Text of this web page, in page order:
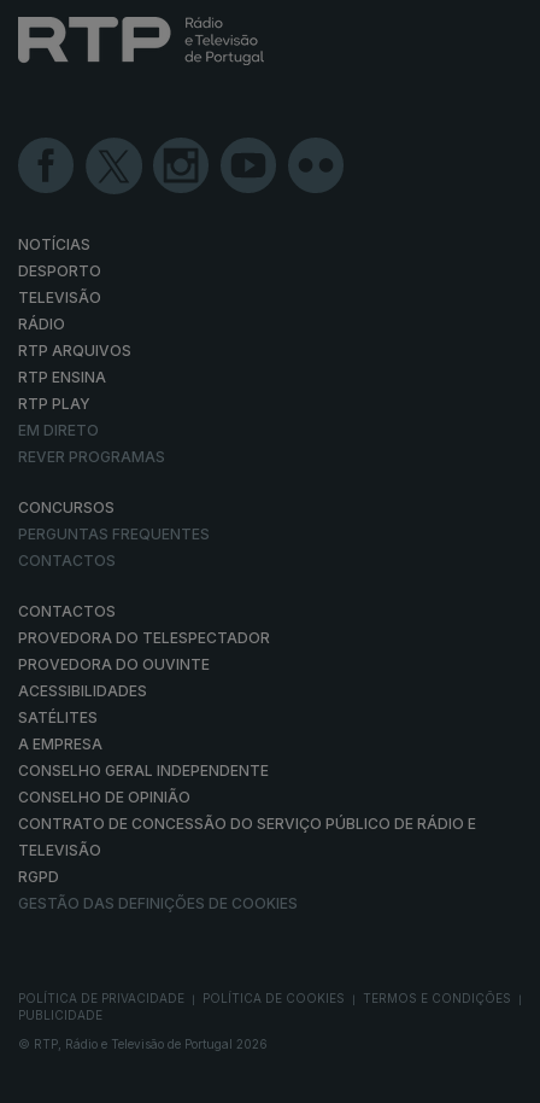
NOTÍCIAS
DESPORTO
TELEVISÃO
RÁDIO
RTP ARQUIVOS
RTP ENSINA
RTP PLAY
EM DIRETO
REVER PROGRAMAS
CONCURSOS
PERGUNTAS FREQUENTES
CONTACTOS
CONTACTOS
PROVEDORA DO TELESPECTADOR
PROVEDORA DO OUVINTE
ACESSIBILIDADES
SATÉLITES
A EMPRESA
CONSELHO GERAL INDEPENDENTE
CONSELHO DE OPINIÃO
CONTRATO DE CONCESSÃO DO SERVIÇO PÚBLICO DE RÁDIO E
TELEVISÃO
RGPD
GESTÃO DAS DEFINIÇÕES DE COOKIES
POLÍTICA DE PRIVACIDADE POLÍTICA DE COOKIES TERMOS E CONDIÇÕES
PUBLICIDADE
© RTP, Rádio e Televisão de Portugal 2026